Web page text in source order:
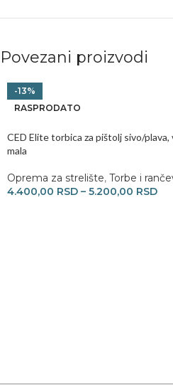
Povezani proizvodi
-13%
RASPRODATO
CED Elite torbica za pištolj sivo/plava,
mala
Oprema za strelište, Torbe i
4.400,00 RSD – 5.200,00 RSD